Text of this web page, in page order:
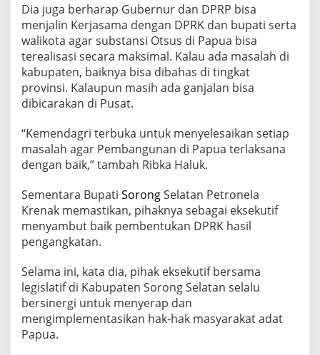
Dia juga berharap Gubernur dan DPRP bisa
menjalin Kerjasama dengan DPRK dan bupati serta
walikota agar substansi Otsus di Papua bisa
terealisasi secara maksimal. Kalau ada masalah di
kabupaten, baiknya bisa dibahas di tingkat
provinsi. Kalaupun masih ada ganjalan bisa
dibicarakan di Pusat.
“Kemendagri terbuka untuk menyelesaikan setiap
masalah agar Pembangunan di Papua terlaksana
dengan baik,” tambah Ribka Haluk.
Sementara Bupati SorongSelatan Petronela
Krenak memastikan, pihaknya sebagai eksekutif
menyambut baik pembentukan DPRK hasil
pengangkatan.
Selama ini, kata dia, pihak eksekutif bersama
legislatif di Kabupaten Sorong Selatan selalu
bersinergi untuk menyerap dan
mengimplementasikan hak-hak masyarakat adat
Papua.